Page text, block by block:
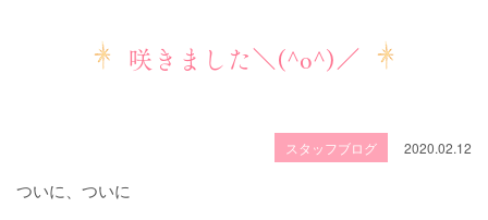
咲きました＼(^o^)／
スタッフブログ 2020.02.12
ついに、ついに